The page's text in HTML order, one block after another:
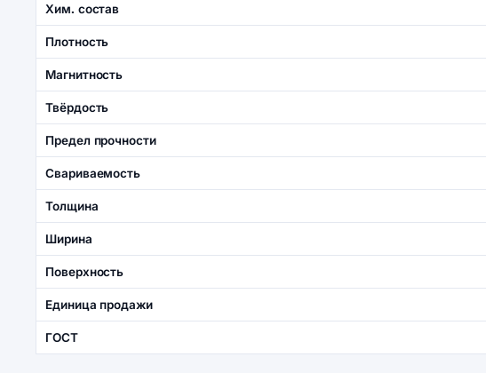
Хим. состав
Плотность
Магнитность
Твёрдость
Предел прочности
Свариваемость
Толщина
Ширина
Поверхность
Единица продажи
ГОСТ